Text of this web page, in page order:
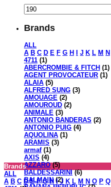
Brands
ALL
A B C D E F G H J K L M N
4711 (1)
ABERCROMBIE & FITCH (1)
AGENT PROVOCATEUR (1)
ALAIA (5)
ALFRED SUNG (3)
AMOUAGE (2)
AMOUROUD (2)
ANIMALE (3)
ANTONIO BANDERAS (2)
ANTONIO PUIG (4)
AQUOLINA (1)
ARAMIS (3)
armaf(1)
AXIS (4)
AZZARO(5)
BALDESSARINI(6)
BALMAIN(2)
Brands
ALL
A B C D E F G H I J K L M N O P Q